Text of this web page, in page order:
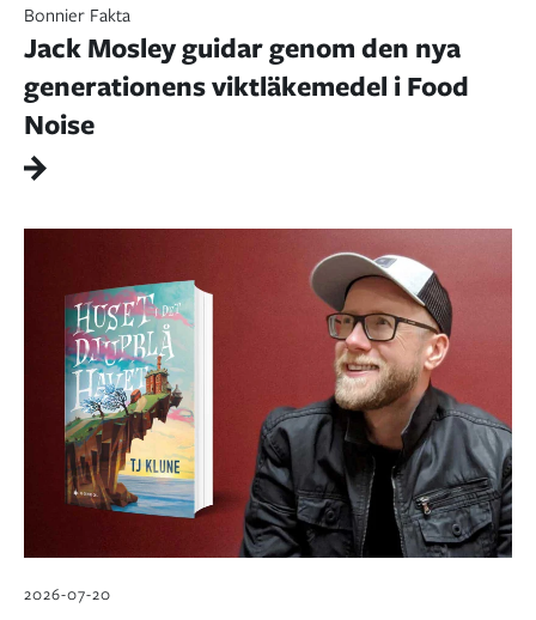
Bonnier Fakta
Jack Mosley guidar genom den nya
generationens viktläkemedel i Food
Noise
2026-07-20